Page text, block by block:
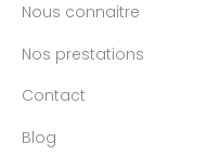
Nous connaitre
Nos prestations
Contact
Blog